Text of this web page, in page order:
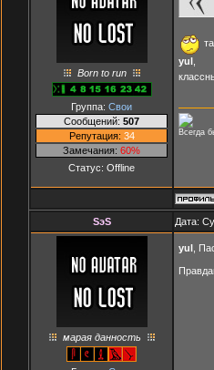
Born to run
Группа: Свои
Сообщений: 507
Репутация: 34
Замечания: 60%
Статус: Offline
yul
Всегда
SэS Дата:
марая данность
yul ,